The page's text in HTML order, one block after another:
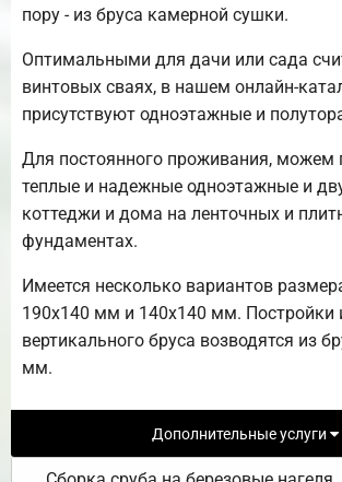
пору - из бруса камерной сушки.
Оптимальными для дачи или сада
винтовых сваях, в нашем онлайн-
присутствуют одноэтажные и
Для постоянного проживания, можем
теплые и надежные одноэтажные и
коттеджи и дома на ленточных и
фундаментах.
Имеется несколько вариантов
190х140 мм и 140х140 мм. Постройки
вертикального бруса возводятся из
мм.
Дополнительные услуги